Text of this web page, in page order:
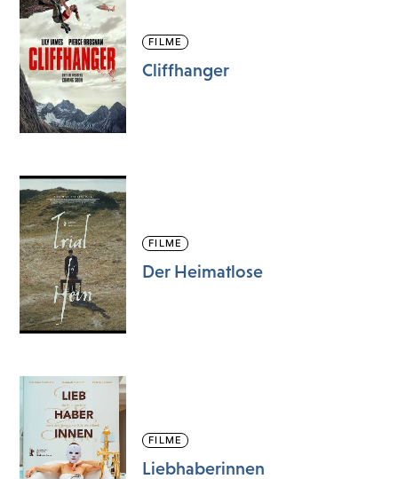
FILME
Cliffhanger
FILME
Der Heimatlose
FILME
Liebhaberinnen